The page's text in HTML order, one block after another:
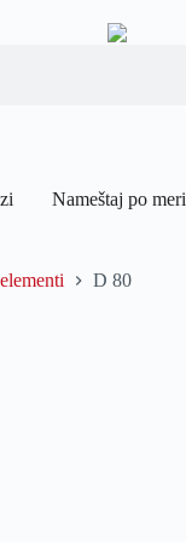
Nameštaj po meri
D 80